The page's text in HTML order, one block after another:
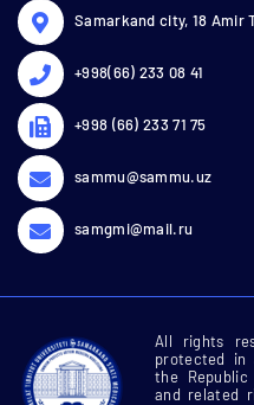
Samarkand city, 18 Amir
+998(66) 233 08 41
+998 (66) 233 71 75
sammu@sammu.uz
samgmi@mail.ru
All rights
protected in
the
and related